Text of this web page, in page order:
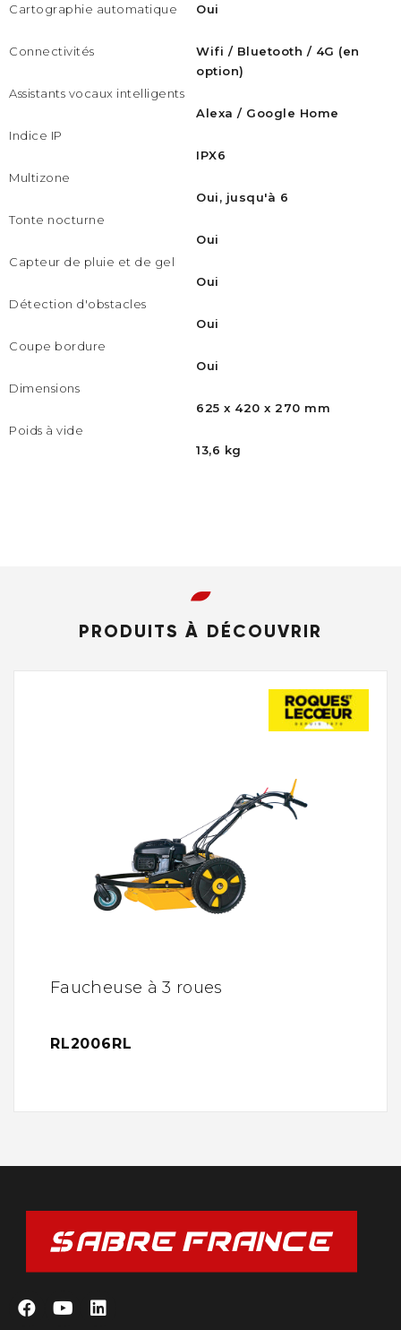
Cartographie automatique
Connectivités
Assistants vocaux intelligents
Indice IP
Multizone
Tonte nocturne
Capteur de pluie et de gel
Détection d'obstacles
Coupe bordure
Dimensions
Poids à vide
Oui
Wifi / Bluetooth / 4G (en
option)
Alexa / Google Home
IPX6
Oui, jusqu'à 6
Oui
Oui
Oui
Oui
625 x 420 x 270 mm
13,6 kg
PRODUITS À DÉCOUVRIR
Faucheuse à 3 roues
RL2006RL